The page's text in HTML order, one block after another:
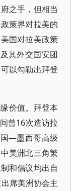
之手，但相当
策界对拉美的
国对拉美政策
其外交国安团
以勾勒出拜登
价值。拜登本
曾16次造访拉
国—墨西哥高级
美洲北三角繁
和倡议均出自
席美洲协会主